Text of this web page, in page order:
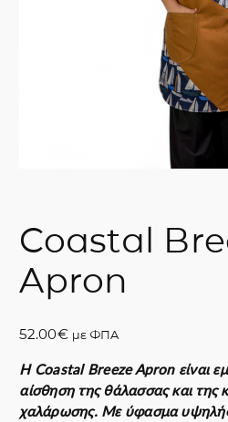
Coastal
Apron
52.00€ με ΦΠΑ
Η Coastal Breeze Apron είναι
αίσθηση της θάλασσας και της
χαλάρωσης. Με ύφασμα